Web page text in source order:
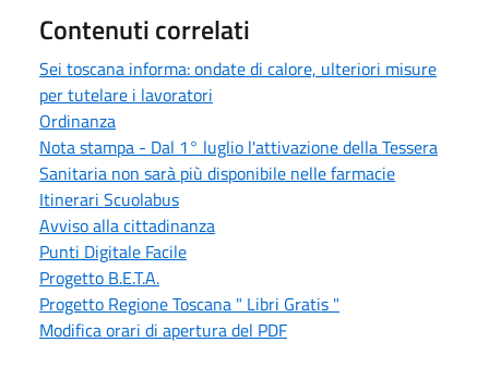
Contenuti correlati
Sei toscana informa: ondate di calore, ulteriori misure
per tutelare i lavoratori
Ordinanza
Nota stampa - Dal 1° luglio l'attivazione della Tessera
Sanitaria non sarà più disponibile nelle farmacie
Itinerari Scuolabus
Avviso alla cittadinanza
Punti Digitale Facile
Progetto B.E.T.A.
Progetto Regione Toscana " Libri Gratis "
Modifica orari di apertura del PDF